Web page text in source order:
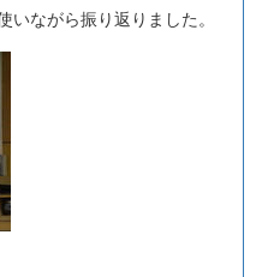
ながら振り返りました。